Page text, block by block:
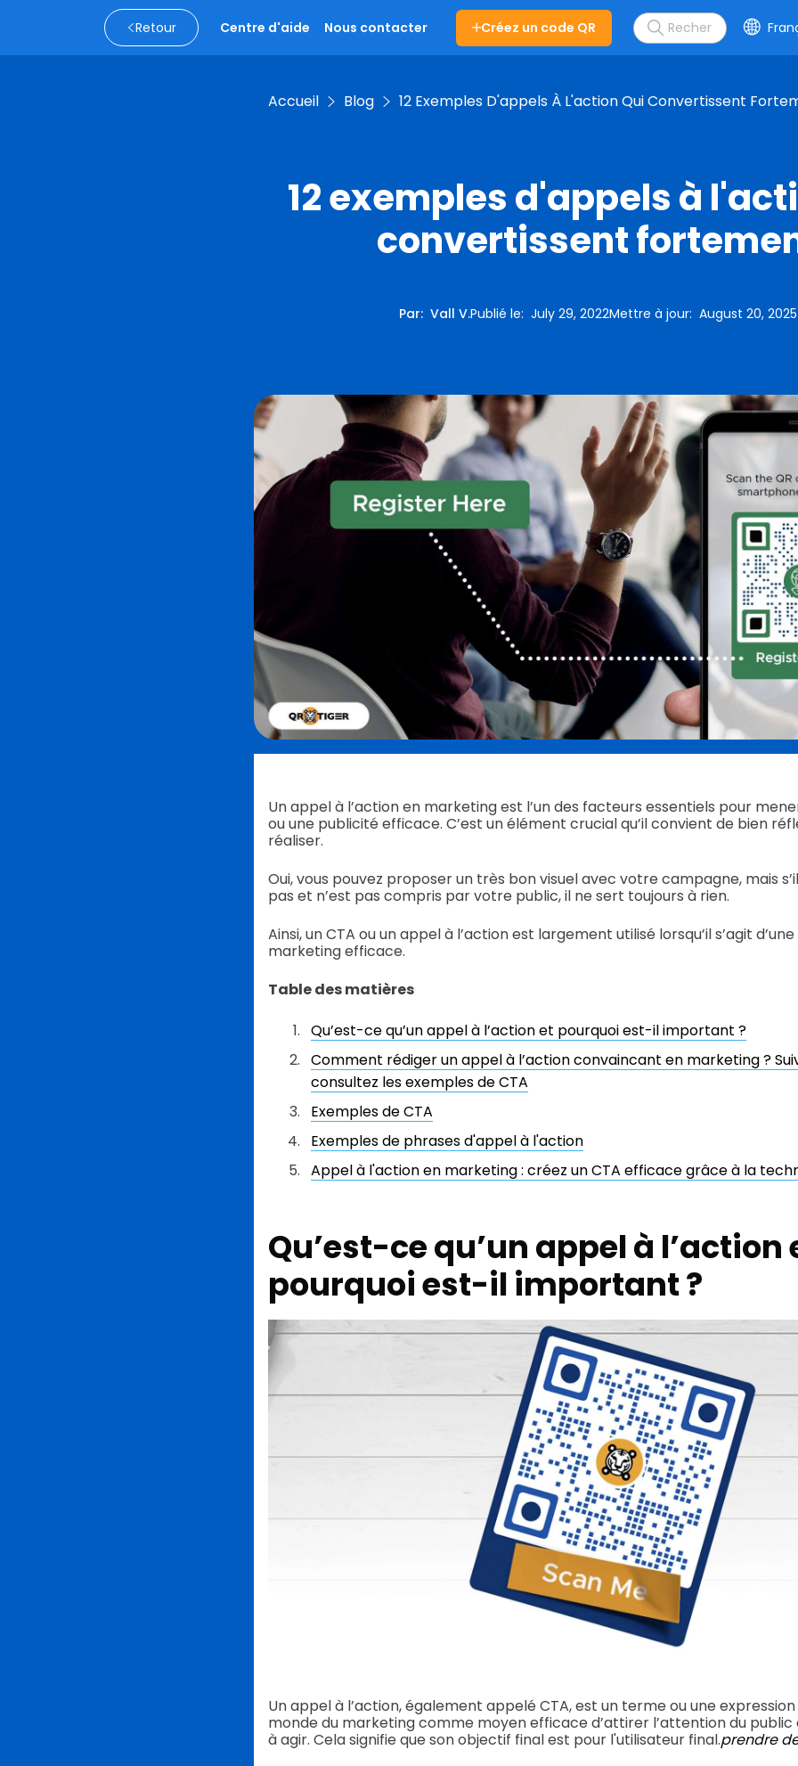
Retour Centre d'aide Nous contacter Créez un code QR
Accueil Blog 12 Exemples D'appels À L'action Qui Convertissent
12 exemples d'appels à
convertissent
Par:Vall V.Publié le:July 29, 2022Mettre à jour:August 20, 2025
Un appel à l’action en marketing est l’un des facteurs essentiels pour
ou une publicité efficace. C’est un élément crucial qu’il convient de bien
réaliser.
Oui, vous pouvez proposer un très bon visuel avec votre campagne, mais
pas et n’est pas compris par votre public, il ne sert toujours à rien.
Ainsi, un CTA ou un appel à l’action est largement utilisé lorsqu’il s’agit
marketing efficace.
Table des matières
Qu’est-ce qu’un appel à l’action et pourquoi est-il important ?
Comment rédiger un appel à l’action convaincant en marketing ?
consultez les exemples de CTA
Exemples de CTA
Exemples de phrases d'appel à l'action
Appel à l'action en marketing : créez un CTA efficace grâce à la
Qu’est-ce qu’un appel à l’action
pourquoi est-il important ?
Un appel à l’action, également appelé CTA, est un terme ou une
monde du marketing comme moyen efficace d’attirer l’attention du public
à agir. Cela signifie que son objectif final est pour l'utilisateur final.prendre